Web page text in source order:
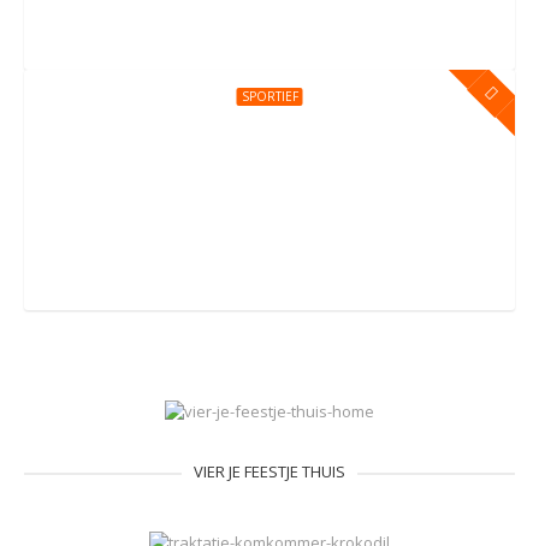
SPORTIEF
VIER JE FEESTJE THUIS